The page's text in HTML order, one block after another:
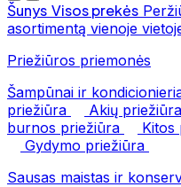
Šunys Visos prekės
asortimentą vienoje
Priežiūros priemonės
Šampūnai ir
priežiūra
Akių priežiūra
burnos priežiūra
Kitos
Gydymo priežiūra
Sausas maistas ir